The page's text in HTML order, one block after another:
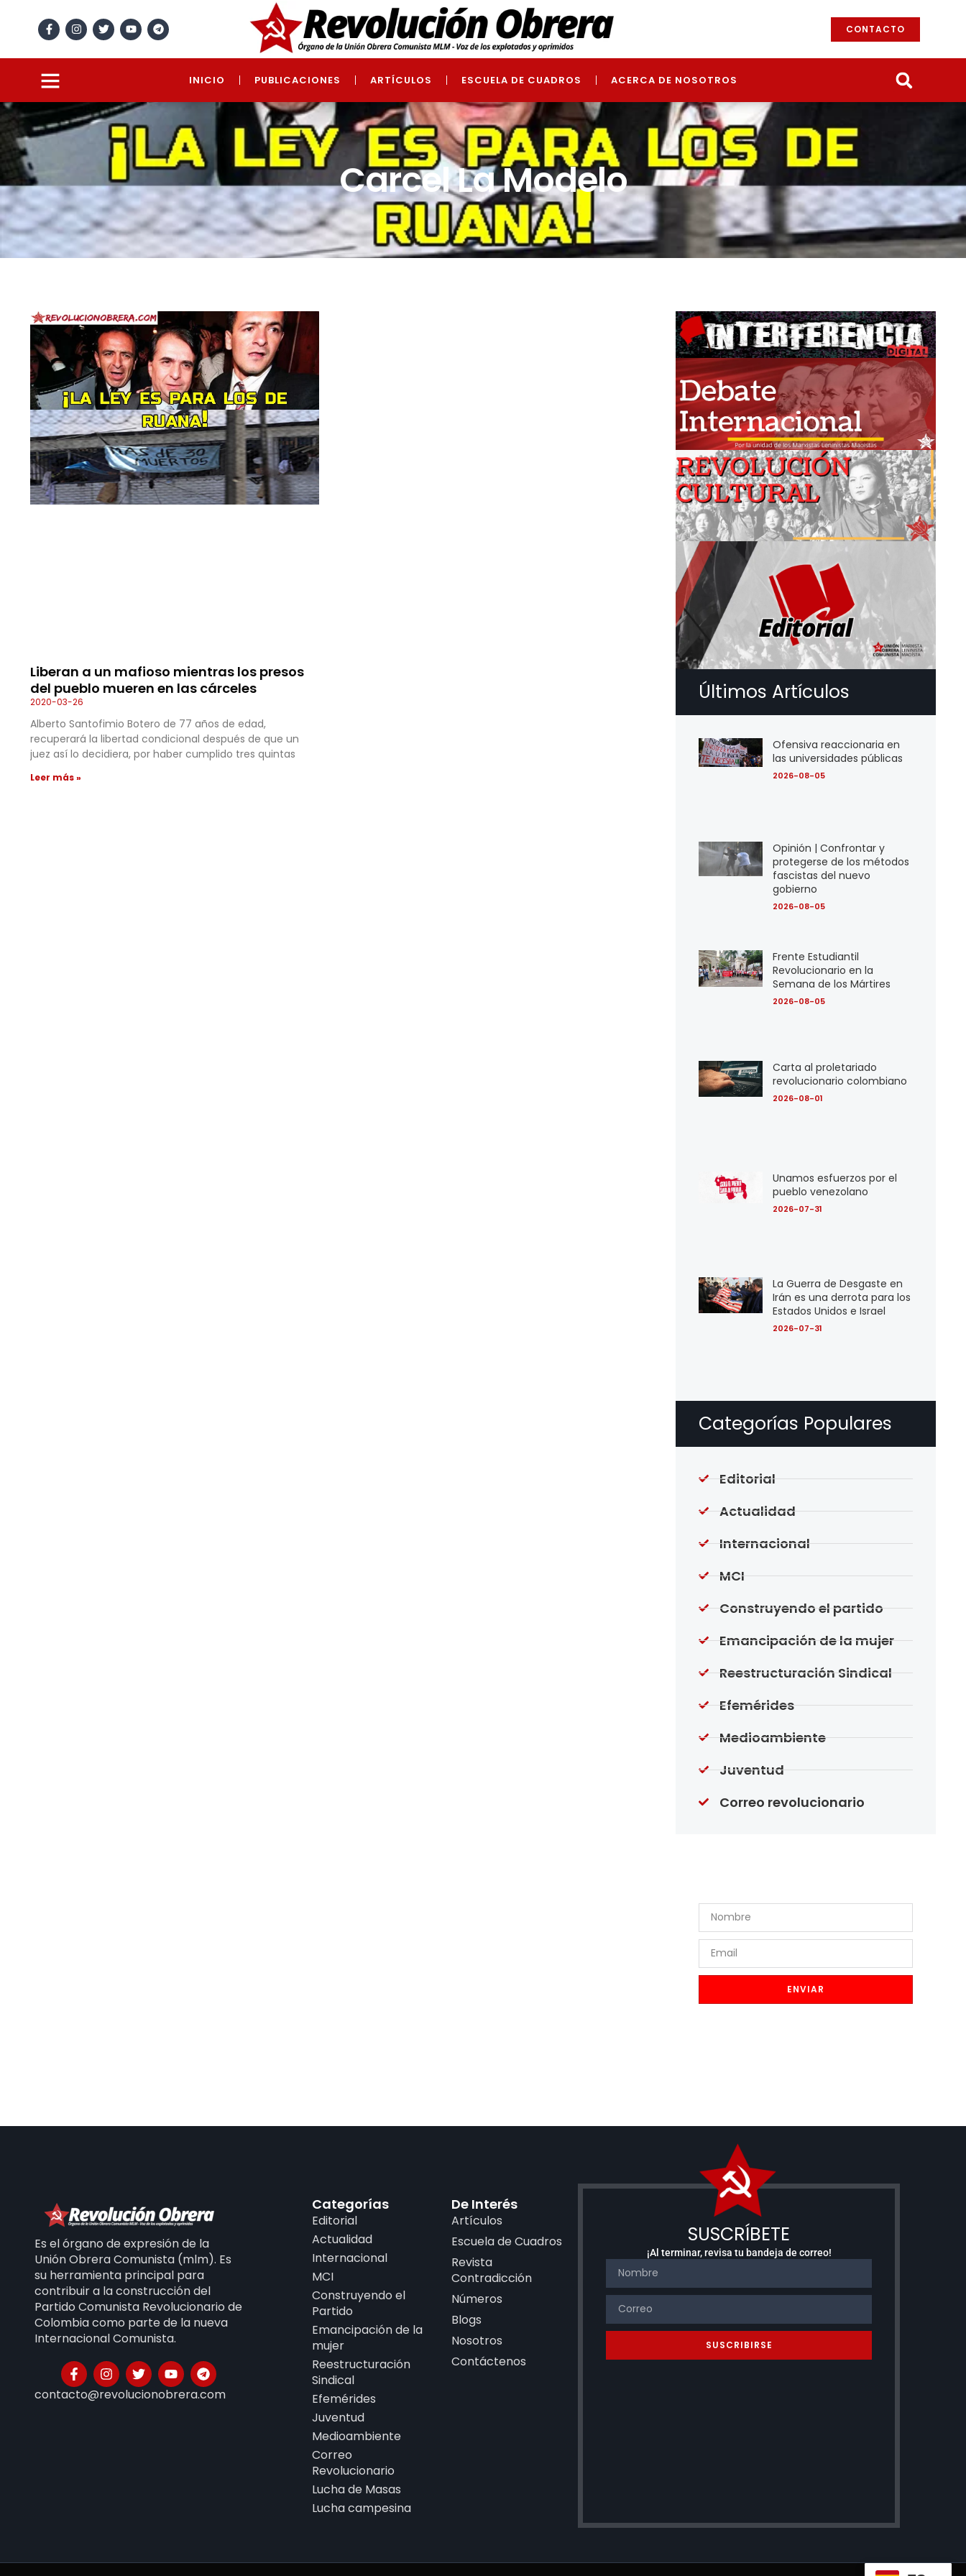
CONTACTO
INICIO PUBLICACIONES ARTÍCULOS ESCUELA DE CUADROS ACERCA DE NOSOTROS
Carcel La Modelo
Liberan a un mafioso mientras los presos
del pueblo mueren en las cárceles
2020-03-26
Alberto Santofimio Botero de 77 años de edad,
recuperará la libertad condicional después de que un
juez así lo decidiera, por haber cumplido tres quintas
Leer más »
Últimos Artículos
Ofensiva reaccionaria en
las universidades públicas
2026-08-05
Opinión | Confrontar y
protegerse de los métodos
fascistas del nuevo
gobierno
2026-08-05
Frente Estudiantil
Revolucionario en la
Semana de los Mártires
2026-08-05
Carta al proletariado
revolucionario colombiano
2026-08-01
Unamos esfuerzos por el
pueblo venezolano
2026-07-31
La Guerra de Desgaste en
Irán es una derrota para los
Estados Unidos e Israel
2026-07-31
Categorías Populares
Editorial
Actualidad
Internacional
MCI
Construyendo el partido
Emancipación de la mujer
Reestructuración Sindical
Efemérides
Medioambiente
Juventud
Correo revolucionario
ENVIAR
Es el órgano de expresión de la
Unión Obrera Comunista (mlm). Es
su herramienta principal para
contribuir a la construcción del
Partido Comunista Revolucionario de
Colombia como parte de la nueva
Internacional Comunista.
contacto@revolucionobrera.com
Categorías
Editorial
Actualidad
Internacional
MCI
Construyendo el
Partido
Emancipación de la
mujer
Reestructuración
Sindical
Efemérides
Juventud
Medioambiente
Correo
Revolucionario
Lucha de Masas
Lucha campesina
De Interés
Artículos
Escuela de Cuadros
Revista
Contradicción
Números
Blogs
Nosotros
Contáctenos
SUSCRÍBETE
¡Al terminar, revisa tu bandeja de correo!
SUSCRIBIRSE